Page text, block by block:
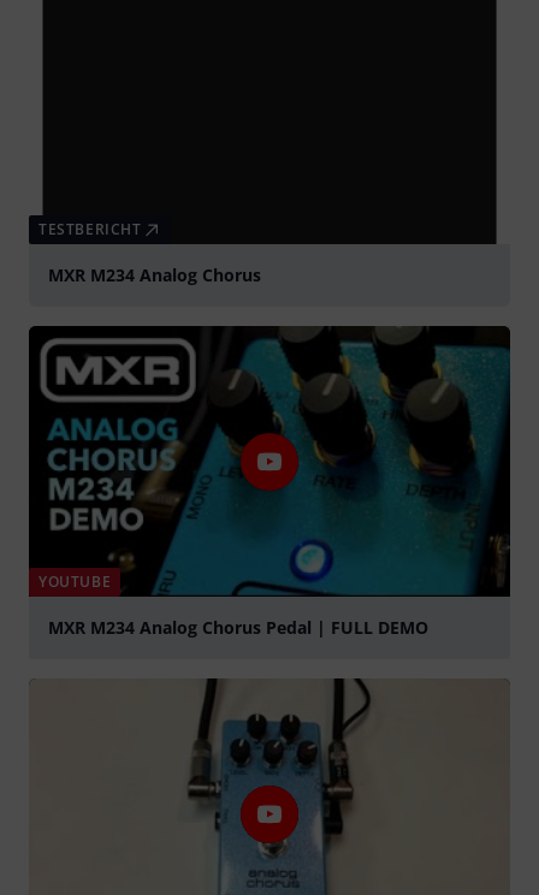
TESTBERICHT
MXR M234 Analog Chorus
YOUTUBE
MXR M234 Analog Chorus Pedal | FULL DEMO